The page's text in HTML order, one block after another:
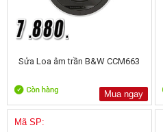
Sửa Loa âm trần B&W CCM663
Mua ngay
Mã SP: